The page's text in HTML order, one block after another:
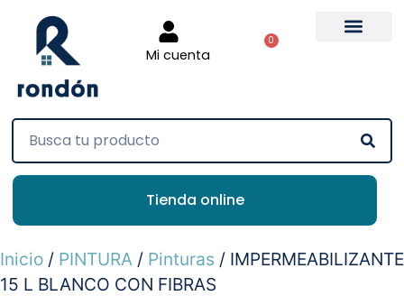
Mi cuenta
0
Tienda online
Inicio / PINTURA / Pinturas / IMPERMEABILIZANTE
15 L BLANCO CON FIBRAS